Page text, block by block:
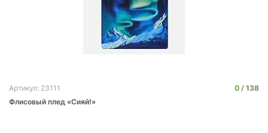
Артикул: 23111 0
138
Флисовый плед «Сияй!»